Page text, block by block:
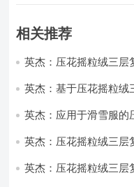
相关推荐
英杰：压花摇粒绒三层
英杰：基于压花摇粒绒
英杰：应用于滑雪服的
英杰：压花摇粒绒三层
英杰：压花摇粒绒三层